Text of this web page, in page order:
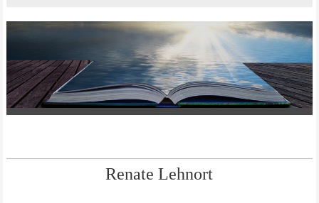
Renate Lehnort